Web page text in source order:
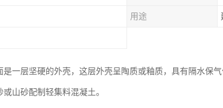
用途
一层坚硬的外壳，这层外壳呈陶质或釉质，具有隔水保
山砂配制轻集料混凝土。